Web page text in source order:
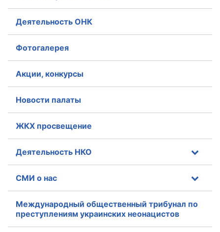
Деятельность ОНК
Фотогалерея
Акции, конкурсы
Новости палаты
ЖКХ просвещение
Деятельность НКО
СМИ о нас
Международный общественный трибунал по
преступлениям украинских неонацистов